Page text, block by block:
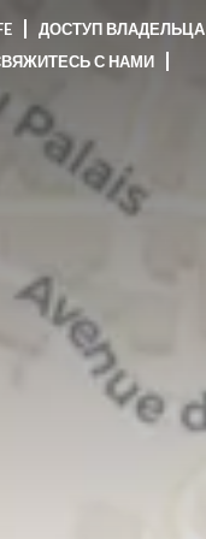
ДОСТУП ВЛАДЕЛЬЦА
С НАМИ